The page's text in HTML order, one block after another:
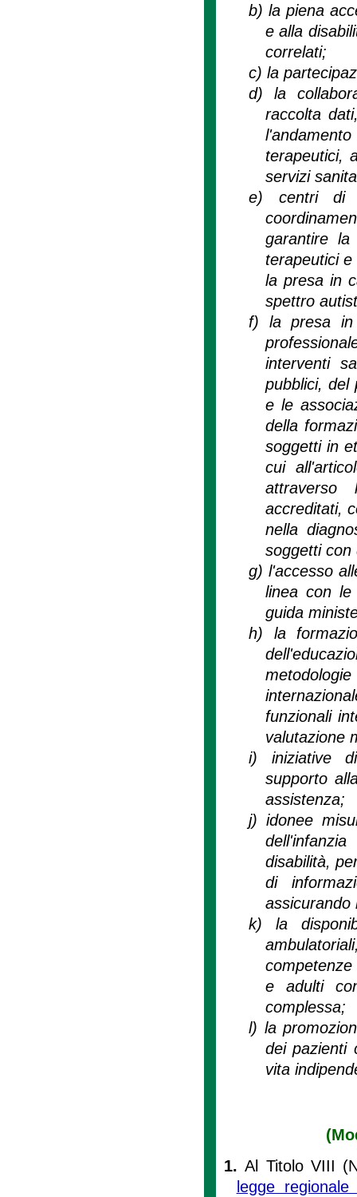
b)la piena
e alla
correlati;
c)la
d)la
raccolta
terapeutici,
servizi
e) centri di
garantire la
terapeutici
la presa in
spettro
f) la presa in
interventi
pubblici, del
e le
della
soggetti in
cui
attraverso
accreditati,
nella
soggetti con
g) l'accesso
linea con le
guida
h) la
funzionali
valutazione
i) iniziative
supporto
assistenza;
j)idonee
disabilità,
di
assicurando
k)la
e adulti
complessa;
l) la
dei pazienti
vita
1.Al Titolo VIII
legge